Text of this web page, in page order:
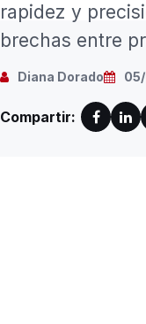
rapidez y
brechas entre
Diana Dorado
Compartir: